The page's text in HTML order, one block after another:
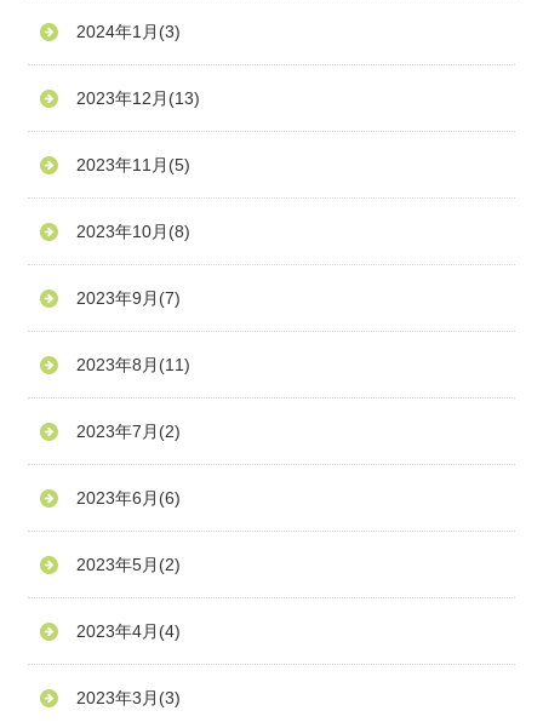
2024年1月 (3)
2023年12月 (13)
2023年11月 (5)
2023年10月 (8)
2023年9月 (7)
2023年8月 (11)
2023年7月 (2)
2023年6月 (6)
2023年5月 (2)
2023年4月 (4)
2023年3月 (3)